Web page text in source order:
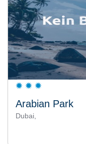
Arabian Park
Dubai,